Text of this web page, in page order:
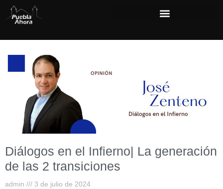
Diálogos en el Infierno| La generación
de las 2 transiciones
admin 3 de julio de 2024